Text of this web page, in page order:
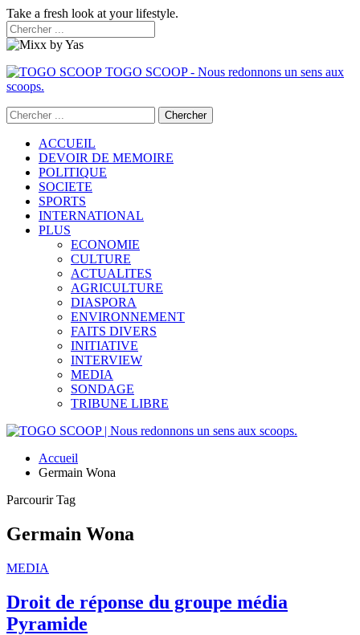
Take a fresh look at your lifestyle.
TOGO SCOOP - Nous redonnons un sens aux
scoops.
ACCUEIL
DEVOIR DE MEMOIRE
POLITIQUE
SOCIETE
SPORTS
INTERNATIONAL
PLUS
ECONOMIE
CULTURE
ACTUALITES
AGRICULTURE
DIASPORA
ENVIRONNEMENT
FAITS DIVERS
INITIATIVE
INTERVIEW
MEDIA
SONDAGE
TRIBUNE LIBRE
Accueil
Germain Wona
Parcourir Tag
Germain Wona
MEDIA
Droit de réponse du groupe média
Pyramide